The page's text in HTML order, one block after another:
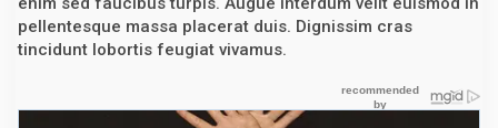
g
g
n
pellentesque massa placerat duis. Dignissim cras
tincidunt lobortis feugiat vivamus.